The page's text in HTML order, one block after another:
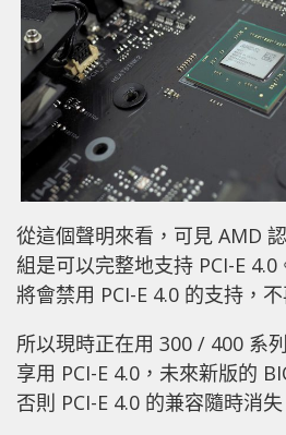
從這個聲明來看，可見 AMD
組是可以完整地支持 PCI-E
將會禁用 PCI-E 4.0 的支持，
所以現時正在用 300 / 400 系
享用 PCI-E 4.0，未來新版的
否則 PCI-E 4.0 的兼容隨時消失